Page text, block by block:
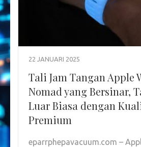
22 JANUARI 2025
Tali Jam Tangan Apple
Nomad yang Bersinar,
Luar Biasa dengan
Premium
eparrphepavacuum.com –